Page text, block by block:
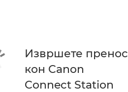
Извршете пренос
кон Canon
Connect Station